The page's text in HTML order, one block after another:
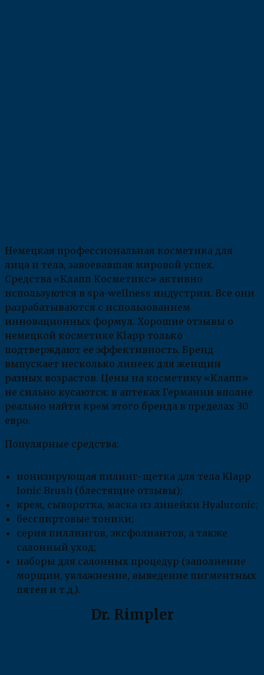
Немецкая профессиональная косметика для
лица и тела, завоевавшая мировой успех.
Средства «Клапп Косметикс» активно
используются в spa-wellness индустрии. Все они
разрабатываются с использованием
инновационных формул. Хорошие отзывы о
немецкой косметике Klapp только
подтверждают ее эффективность. Бренд
выпускает несколько линеек для женщин
разных возрастов. Цены на косметику «Клапп»
не сильно кусаются: в аптеках Германии вполне
реально найти крем этого бренда в пределах 30
евро.
Популярные средства:
ионизирующая пилинг-щетка для тела Klapp
Ionic Brush (блестящие отзывы);
крем, сыворотка, маска из линейки Hyaluronic;
бесспиртовые тоники;
серия пиллингов, эксфолиантов, а также
салонный уход;
наборы для салонных процедур (заполнение
морщин, увлажнение, выведение пигментных
пятен и т.д.).
Dr. Rimpler